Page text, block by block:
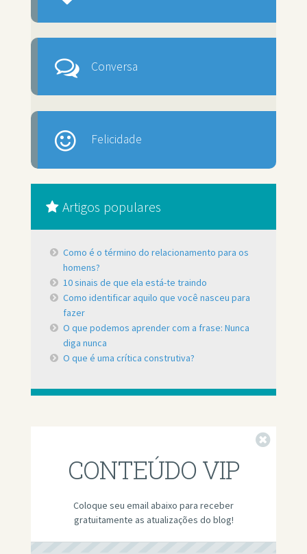
Conversa
Felicidade
Artigos populares
Como é o término do relacionamento para os
homens?
10 sinais de que ela está-te traindo
Como identificar aquilo que você nasceu para
fazer
O que podemos aprender com a frase: Nunca
diga nunca
O que é uma crítica construtiva?
CONTEÚDO VIP
Coloque seu email abaixo para receber
gratuitamente as atualizações do blog!